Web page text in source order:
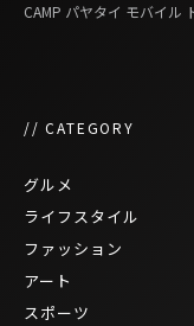
CAMP パヤタイ モバイル
// CATEGORY
グルメ
ライフスタイル
ファッション
アート
スポーツ